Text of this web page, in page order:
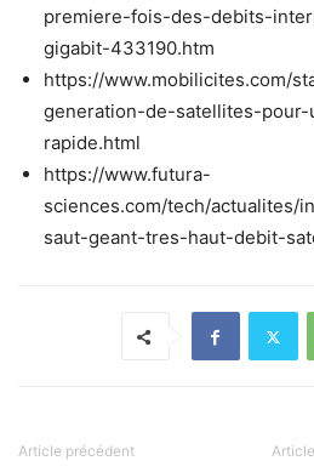
premiere-fois-des-debits-
gigabit-433190.htm
https://www.mobilicites.com/
generation-de-satellites-
rapide.html
https://www.futura-
sciences.com/tech/actualites/
saut-geant-tres-haut-debit-
Article précédent